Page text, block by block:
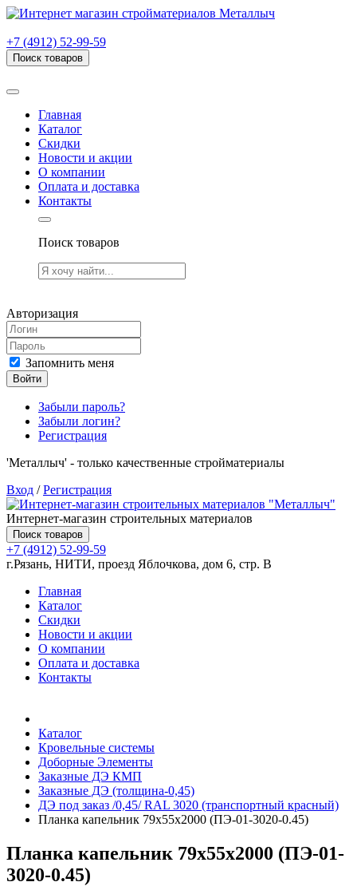
+7 (4912) 52-99-59
Поиск товаров
Главная
Каталог
Скидки
Новости и акции
О компании
Оплата и доставка
Контакты
Поиск товаров
Авторизация
Запомнить меня
Войти
Забыли пароль?
Забыли логин?
Регистрация
'Металлыч' - только качественные стройматериалы
Вход /Регистрация
Интернет-магазин строительных материалов
Поиск товаров
+7 (4912) 52-99-59
г.Рязань, НИТИ, проезд Яблочкова, дом 6, стр. В
Главная
Каталог
Скидки
Новости и акции
О компании
Оплата и доставка
Контакты
Каталог
Кровельные системы
Доборные Элементы
Заказные ДЭ КМП
Заказные ДЭ (толщина-0,45)
ДЭ под заказ /0,45/ RAL 3020 (транспортный красный)
Планка капельник 79х55х2000 (ПЭ-01-3020-0.45)
Планка капельник 79х55х2000 (ПЭ-01-
3020-0.45)